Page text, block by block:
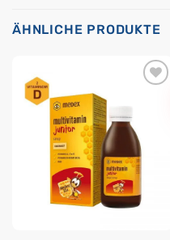
ÄHNLICHE PRODUKTE